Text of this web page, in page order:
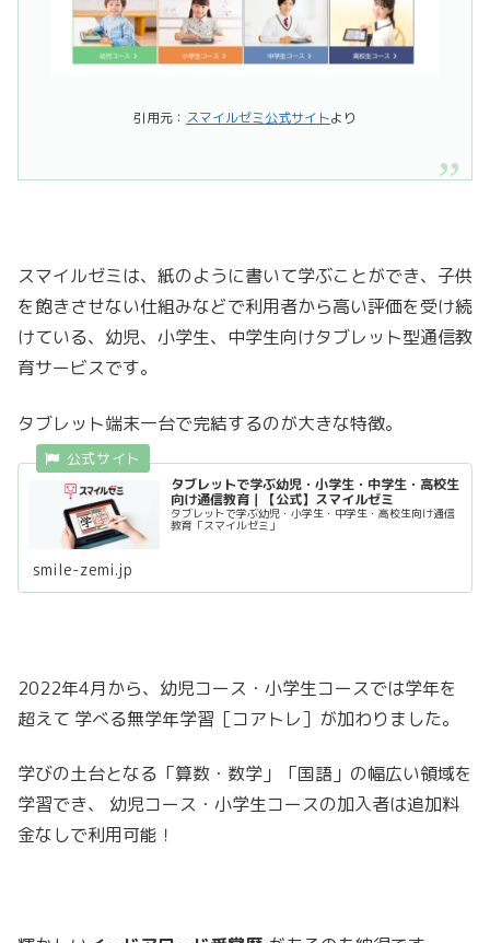
引用元： スマイルゼミ公式サイトより
スマイルゼミは、紙のように書いて学ぶことができ、子供
を飽きさせない仕組みなどで利用者から高い評価を受け続
けている、幼児、小学生、中学生向けタブレット型通信教
育サービスです。
タブレット端末一台で完結するのが大きな特徴。
タブレットで学ぶ幼児・小学生・中学生・高校生
向け通信教育｜【公式】スマイルゼミ
タブレットで学ぶ幼児・小学生・中学生・高校生向け通信
教育「スマイルゼミ」
smile-zemi.jp
2022年4月から、幼児コース・小学生コースでは学年を
超えて 学べる無学年学習［コアトレ］が加わりました。
学びの土台となる「算数・数学」「国語」の幅広い領域を
学習でき、 幼児コース・小学生コースの加入者は追加料
金なしで利用可能！